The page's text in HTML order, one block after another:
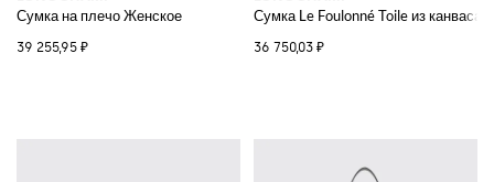
Сумка на плечо Женское
39 255,95 ₽
Сумка Le Foulonné Toile из канваса
36 750,03 ₽